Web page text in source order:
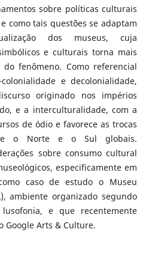
sobre políticas culturais
como tais questões se adaptam
dos museus, cuja
e culturais torna mais
fenômeno. Como referencial
e decolonialidade,
originado nos impérios
e a interculturalidade, com a
de ódio e favorece as trocas
o Norte e o Sul globais.
sobre consumo cultural
especificamente em
caso de estudo o Museu
ambiente organizado segundo
e que recentemente
Google Arts & Culture.